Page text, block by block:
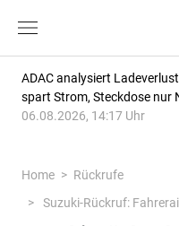
ADAC analysiert
spart Strom, Steckdose nur
06.08.2026, 14:17 Uhr
Home
Rückrufe
Suzuki-Rückruf: